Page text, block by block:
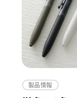
製品情報